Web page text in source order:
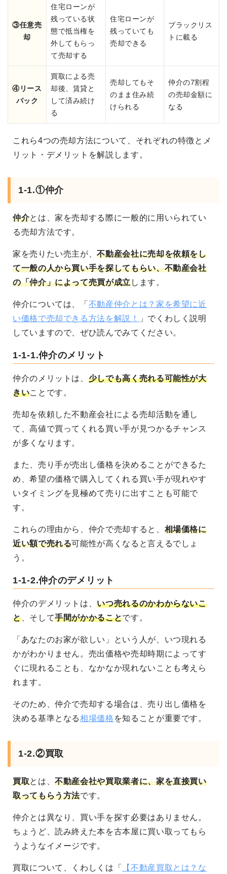
③任意売
却
住宅ローンが
残っている状
態で抵当権を
外してもらっ
て売却する
住宅ローンが
残っていても
売却できる
ブラックリス
トに載る
④リース
バック
買取による売
却後、賃貸と
して済み続け
る
売却してもそ
のまま住み続
けられる
仲介の7割程
の売却金額に
なる
これら4つの売却方法について、それぞれの特徴とメ
リット・デメリットを解説します。
1-1.①仲介
仲介とは、家を売却する際に一般的に用いられてい
る売却方法です。
家を売りたい売主が、不動産会社に売却を依頼をし
て一般の人から買い手を探してもらい、不動産会社
の「仲介」によって売買が成立します。
仲介については、「 不動産仲介とは？家を希望に近
い価格で売却できる方法を解説！
」でくわしく説明
していますので、ぜひ読んでみてください。
1-1-1.仲介のメリット
仲介のメリットは、 少しでも高く売れる可能性が大
きいことです。
売却を依頼した不動産会社による売却活動を通し
て、高値で買ってくれる買い手が見つかるチャンス
が多くなります。
また、売り手が売出し価格を決めることができるた
め、希望の価格で購入してくれる買い手が現れやす
いタイミングを見極めて売りに出すことも可能で
す。
これらの理由から、仲介で売却すると、 相場価格に
近い額で売れる可能性が高くなると言えるでしょ
う。
1-1-2.仲介のデメリット
仲介のデメリットは、いつ売れるのかわからないこ
と、そして手間がかかることです。
「あなたのお家が欲しい」という人が、いつ現れる
かがわかりません。売出価格や売却時期によってす
ぐに現れることも、なかなか現れないことも考えら
れます。
そのため、仲介で売却する場合は、売り出し価格を
決める基準となる相場価格 を知ることが重要です。
1-2.②買取
買取とは、不動産会社や買取業者に、家を直接買い
取ってもらう方法です。
仲介とは異なり、買い手を探す必要はありません。
ちょうど、読み終えた本を古本屋に買い取ってもら
うようなイメージです。
買取について、くわしくは「
【不動産買取とは？な